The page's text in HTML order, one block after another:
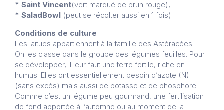
* Saint Vincent(vert marqué de brun rouge),
* Salad Bowl (peut se récolter aussi en 1 fois)
Conditions de culture
Les laitues appartiennent à la famille des Astéracées.
On les classe dans le groupe des légumes feuilles. Pour
se développer, il leur faut une terre fertile, riche en
humus. Elles ont essentiellement besoin d’azote (N)
(sans excès) mais aussi de potasse et de phosphore.
Comme c’est un légume peu gourmand, une fertilisation
de fond apportée à l’automne ou au moment de la